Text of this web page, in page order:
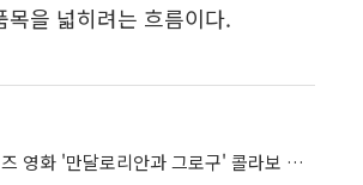
목을 넓히려는 흐름이다.
현대제철, 스타워즈 영화 '만달로리안과 그로구' 콜라보 영상 공개